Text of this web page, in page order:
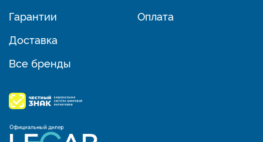
Гарантии
Доставка
Все бренды
Оплата